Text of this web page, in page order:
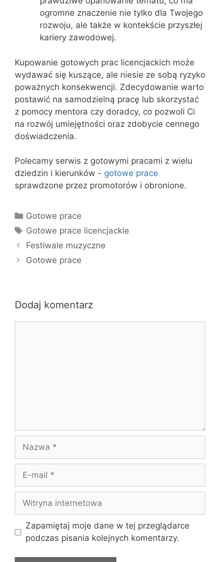
ogromne znaczenie nie tylko dla Twojego
rozwoju, ale także w kontekście przyszłej
kariery zawodowej.
Kupowanie gotowych prac licencjackich może
wydawać się kuszące, ale niesie ze sobą ryzyko
poważnych konsekwencji. Zdecydowanie warto
postawić na samodzielną pracę lub skorzystać
z pomocy mentora czy doradcy, co pozwoli Ci
na rozwój umiejętności oraz zdobycie cennego
doświadczenia.
Polecamy serwis z gotowymi pracami z wielu
dziedzin i kierunków - gotowe prace
sprawdzone przez promotorów i obronione.
Kategorie
Gotowe prace
Tagi
Gotowe prace licencjackie
Festiwale muzyczne
Gotowe prace
Dodaj komentarz
Nazwa
Witryna
internetowa
Zapamiętaj moje dane w tej przeglądarce
podczas pisania kolejnych komentarzy.